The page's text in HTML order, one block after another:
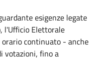
esigenze legate
l'Ufficio Elettorale
continuato - anche
votazioni, fino a